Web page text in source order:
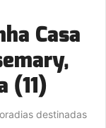
Casa
(11)
destinadas